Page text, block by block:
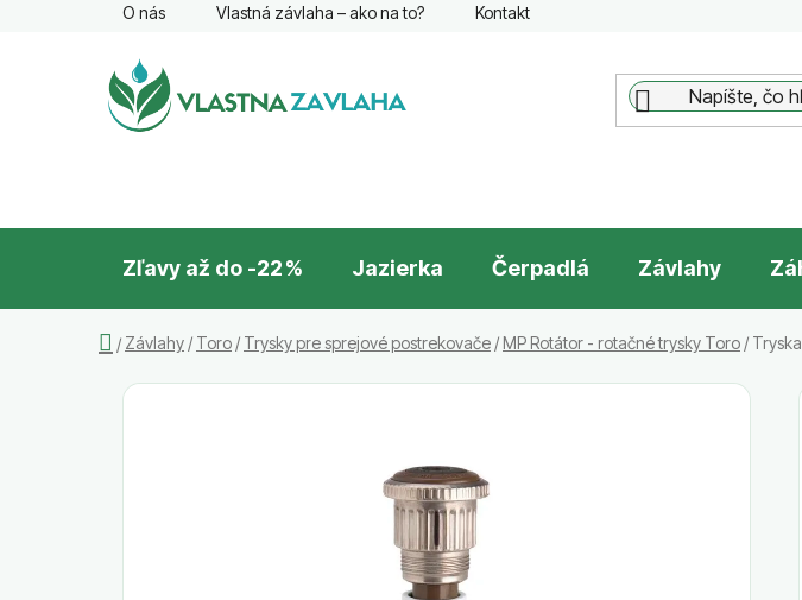
O nás Vlastná závlaha – ako na to? Kontakt
Zľavy až do -22 % Jazierka Čerpadlá Závlahy
Domov
/ Závlahy / Toro / Trysky pre sprejové postrekovače / MP Rotátor - rotačné trysky Toro /